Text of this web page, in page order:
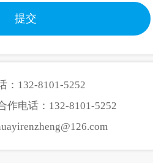
：132-8101-5252
作电话：132-8101-5252